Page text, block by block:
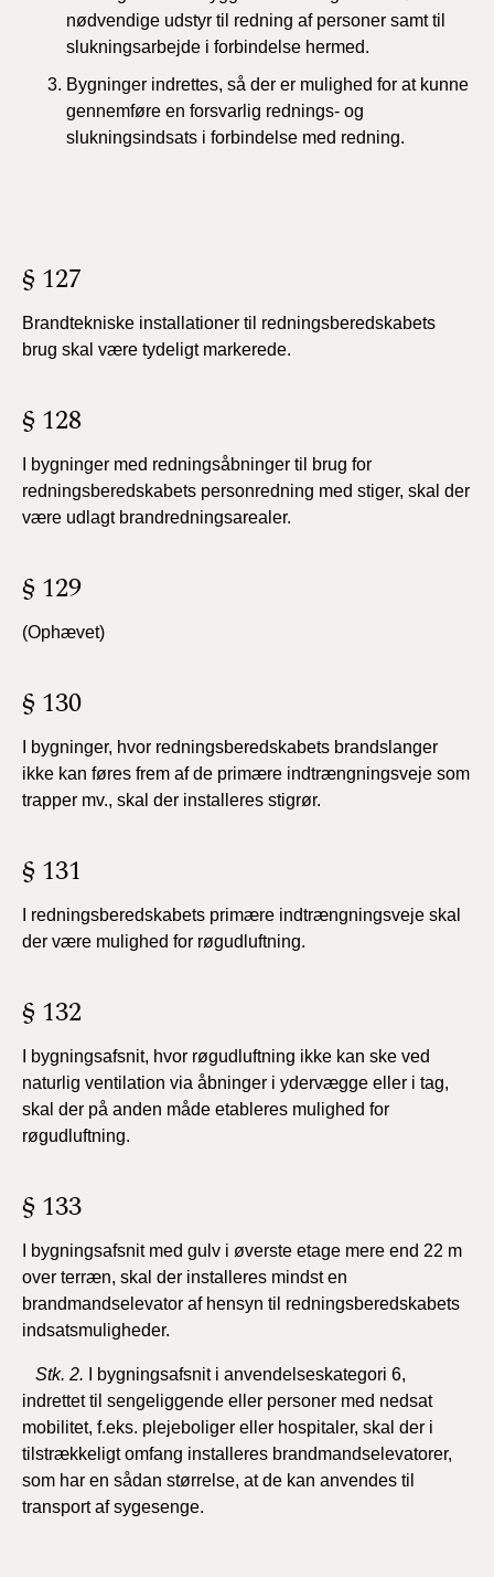
nødvendige udstyr til redning af personer samt til
slukningsarbejde i forbindelse hermed.
Bygninger indrettes, så der er mulighed for at kunne
gennemføre en forsvarlig rednings- og
slukningsindsats i forbindelse med redning.
§ 127
Brandtekniske installationer til redningsberedskabets
brug skal være tydeligt markerede.
§ 128
I bygninger med redningsåbninger til brug for
redningsberedskabets personredning med stiger, skal der
være udlagt brandredningsarealer.
§ 129
(Ophævet)
§ 130
I bygninger, hvor redningsberedskabets brandslanger
ikke kan føres frem af de primære indtrængningsveje som
trapper mv., skal der installeres stigrør.
§ 131
I redningsberedskabets primære indtrængningsveje skal
der være mulighed for røgudluftning.
§ 132
I bygningsafsnit, hvor røgudluftning ikke kan ske ved
naturlig ventilation via åbninger i ydervægge eller i tag,
skal der på anden måde etableres mulighed for
røgudluftning.
§ 133
I bygningsafsnit med gulv i øverste etage mere end 22 m
over terræn, skal der installeres mindst en
brandmandselevator af hensyn til redningsberedskabets
indsatsmuligheder.
Stk. 2.
I bygningsafsnit i anvendelseskategori 6,
indrettet til sengeliggende eller personer med nedsat
mobilitet, f.eks. plejeboliger eller hospitaler, skal der i
tilstrækkeligt omfang installeres brandmandselevatorer,
som har en sådan størrelse, at de kan anvendes til
transport af sygesenge.